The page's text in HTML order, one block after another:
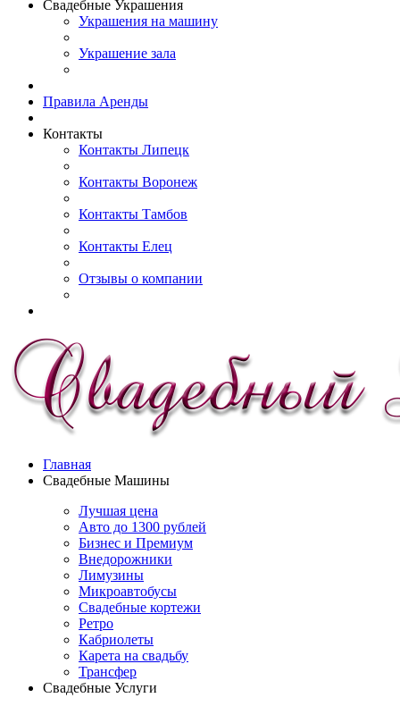
Свадебные Украшения
Украшения на машину
Украшение зала
Правила Аренды
Контакты
Контакты Липецк
Контакты Воронеж
Контакты Тамбов
Контакты Елец
Отзывы о компании
Главная
Свадебные Машины
Лучшая цена
Авто до 1300 рублей
Бизнес и Премиум
Внедорожники
Лимузины
Микроавтобусы
Свадебные кортежи
Ретро
Кабриолеты
Карета на свадьбу
Трансфер
Свадебные Услуги